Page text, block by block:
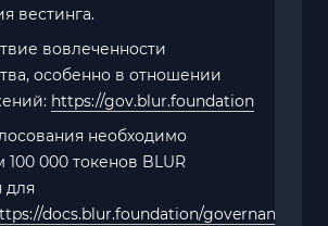
вестинга.
вовлеченности
особенно в отношении
https://gov.blur.foundation
необходимо
000 токенов BLUR
для
docs.blur.foundation/governance